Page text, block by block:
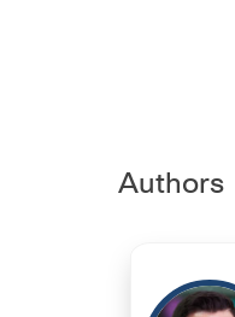
Authors